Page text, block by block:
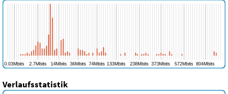
Verlaufsstatistik